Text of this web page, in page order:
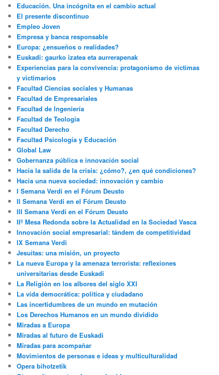
Educación. Una incógnita en el cambio actual
El presente discontinuo
Empleo Joven
Empresa y banca responsable
Europa: ¿ensueños o realidades?
Euskadi: gaurko izatea eta aurrerapenak
Experiencias para la convivencia: protagonismo de víctimas
y victimarios
Facultad Ciencias sociales y Humanas
Facultad de Empresariales
Facultad de Ingeniería
Facultad de Teología
Facultad Derecho
Facultad Psicología y Educación
Global Law
Gobernanza pública e innovación social
Hacia la salida de la crisis: ¿cómo?, ¿en qué condiciones?
Hacia una nueva sociedad: innovación y cambio
I Semana Verdi en el Fórum Deusto
II Semana Verdi en el Fórum Deusto
III Semana Verdi en el Fórum Deusto
IIº Mesa Redonda sobre la Actualidad en la Sociedad Vasca
Innovación social empresarial: tándem de competitividad
IX Semana Verdi
Jesuitas: una misión, un proyecto
La nueva Europa y la amenaza terrorista: reflexiones
universitarias desde Euskadi
La Religión en los albores del siglo XXI
La vida democrática: política y ciudadano
Las incertidumbres de un mundo en mutación
Los Derechos Humanos en un mundo dividido
Miradas a Europa
Miradas al futuro de Euskadi
Miradas para acompañar
Movimientos de personas e ideas y multiculturalidad
Opera bihotzetik